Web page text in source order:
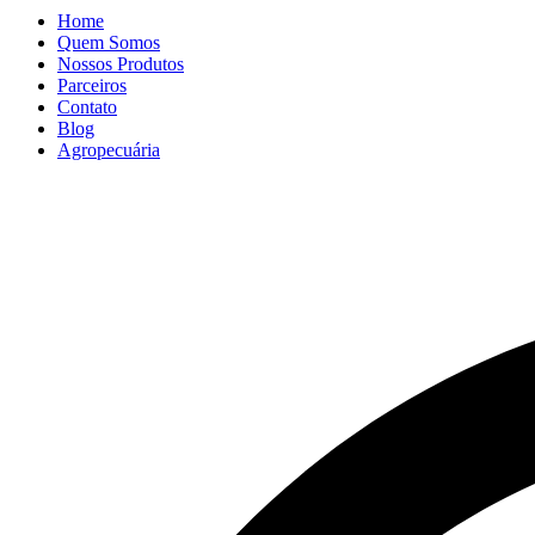
Home
Quem Somos
Nossos Produtos
Parceiros
Contato
Blog
Agropecuária